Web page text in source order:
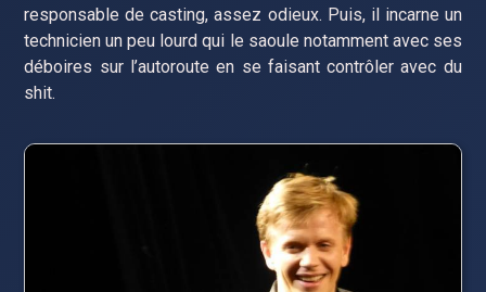
responsable de casting, assez odieux. Puis, il incarne un
technicien un peu lourd qui le saoule notamment avec ses
déboires sur l’autoroute en se faisant contrôler avec du
shit.